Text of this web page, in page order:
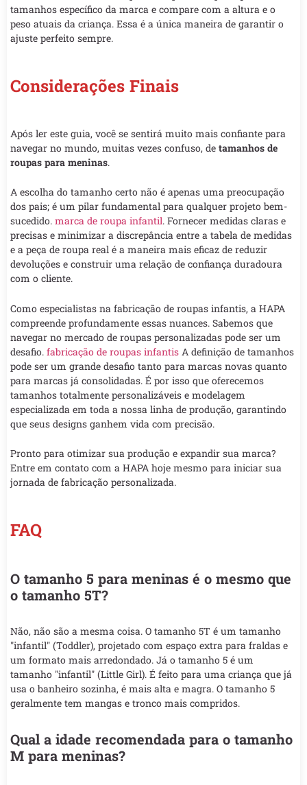
tamanhos específico da marca e compare com a altura e o
peso atuais da criança. Essa é a única maneira de garantir o
ajuste perfeito sempre.
Considerações Finais
Após ler este guia, você se sentirá muito mais confiante para
navegar no mundo, muitas vezes confuso, de tamanhos de
roupas para meninas.
A escolha do tamanho certo não é apenas uma preocupação
dos pais; é um pilar fundamental para qualquer projeto bem-
sucedido. marca de roupa infantil. Fornecer medidas claras e
precisas e minimizar a discrepância entre a tabela de medidas
e a peça de roupa real é a maneira mais eficaz de reduzir
devoluções e construir uma relação de confiança duradoura
com o cliente.
Como especialistas na fabricação de roupas infantis, a HAPA
compreende profundamente essas nuances. Sabemos que
navegar no mercado de roupas personalizadas pode ser um
desafio. fabricação de roupas infantis A definição de tamanhos
pode ser um grande desafio tanto para marcas novas quanto
para marcas já consolidadas. É por isso que oferecemos
tamanhos totalmente personalizáveis e modelagem
especializada em toda a nossa linha de produção, garantindo
que seus designs ganhem vida com precisão.
Pronto para otimizar sua produção e expandir sua marca?
Entre em contato com a HAPA hoje mesmo para iniciar sua
jornada de fabricação personalizada.
FAQ
O tamanho 5 para meninas é o mesmo que
o tamanho 5T?
Não, não são a mesma coisa. O tamanho 5T é um tamanho
"infantil" (Toddler), projetado com espaço extra para fraldas e
um formato mais arredondado. Já o tamanho 5 é um
tamanho "infantil" (Little Girl). É feito para uma criança que já
usa o banheiro sozinha, é mais alta e magra. O tamanho 5
geralmente tem mangas e tronco mais compridos.
Qual a idade recomendada para o tamanho
M para meninas?